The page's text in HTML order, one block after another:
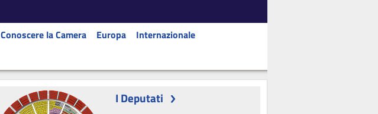
Conoscere la Camera Europa
Internazionale
I Deputati